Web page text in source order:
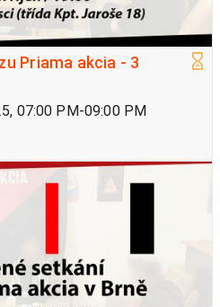
Priama akcia - 3
07:00 PM-09:00 PM